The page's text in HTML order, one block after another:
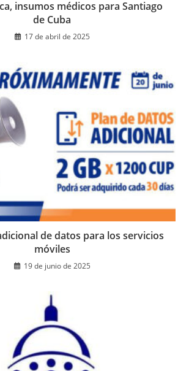
insumos médicos para Santiago
de Cuba
17 de abril de 2025
de datos para los servicios
móviles
19 de junio de 2025